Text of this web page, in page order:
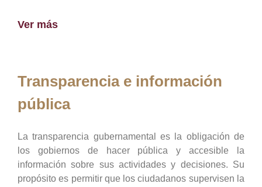
Ver más
Transparencia e información
pública
La transparencia gubernamental es la obligación de
los gobiernos de hacer pública y accesible la
información sobre sus actividades y decisiones. Su
propósito es permitir que los ciudadanos supervisen la